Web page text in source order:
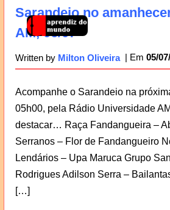
Sarandeio no
AM, 06/07
Written by Milton Oliveira 05/
Acompanhe o Sarandeio na
05h00, pela Rádio Universidade
destacar… Raça Fandangueira –
Serranos – Flor de Fandangueiro
Lendários – Upa Maruca Grupo
Rodrigues Adilson Serra –
[…]